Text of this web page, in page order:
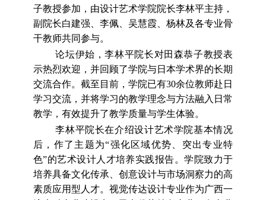
子教授参加 ，由设计艺术学院院长李林平主持，
副院长白建强、李佩、吴慧霞、杨林及各专业骨
干教师共同参与。
论坛伊始 ，李林平院长对田森恭子教授表
示热烈欢迎，并回顾了学院与日本学术界的长期
交流合作。截至目前，学院已有30余位教师赴日
学习交流 ，并将学习 的教学理念与方法融入日常
教学， 有效提升了教学质量与学生体验。
李林平院长在介绍设计艺术学院基本情况
后，作了主题为“强化区域优势、突出专业特
色”的艺术设计人才培养实践报告。学院致力于
培养具备文化传承、创意设计与市场洞察力的高
素质应用型人才。视觉传达设计专业作为广西一